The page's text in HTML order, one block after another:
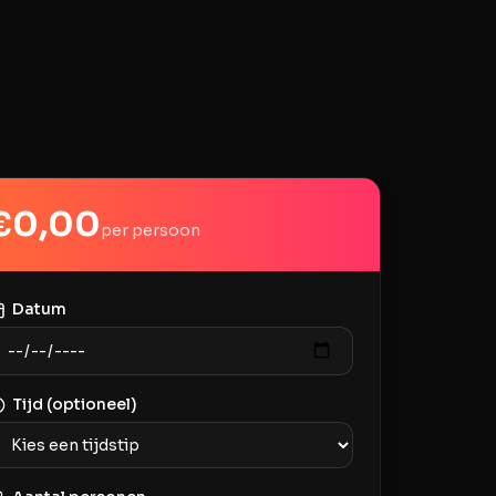
0,00per persoon
Datum
Tijd (optioneel)